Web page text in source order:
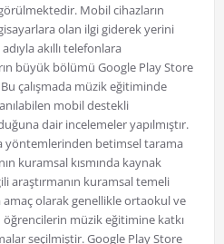
Mobil cihazların
olan ilgi giderek yerini
akıllı telefonlara
büyük bölümü Google Play Store
çalışmada müzik eğitiminde
mobil destekli
dair incelemeler yapılmıştır.
yöntemlerinden betimsel tarama
kuramsal kısmında kaynak
araştırmanın kuramsal temeli
olarak genellikle ortaokul ve
müzik eğitimine katkı
seçilmiştir. Google Play Store